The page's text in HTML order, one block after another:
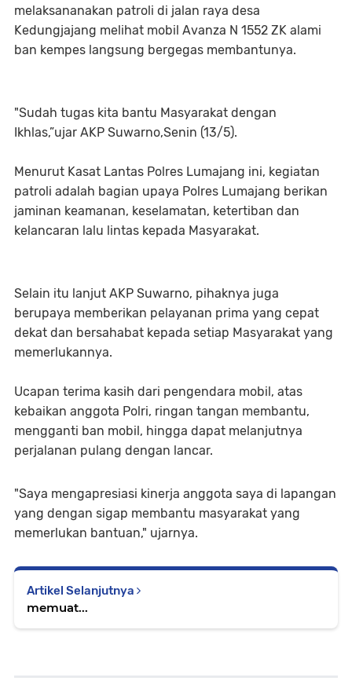
melaksananakan patroli di jalan raya desa
Kedungjajang melihat mobil Avanza N 1552 ZK alami
ban kempes langsung bergegas membantunya.
"Sudah tugas kita bantu Masyarakat dengan
Ikhlas,”ujar AKP Suwarno,Senin (13/5).
Menurut Kasat Lantas Polres Lumajang ini, kegiatan
patroli adalah bagian upaya Polres Lumajang berikan
jaminan keamanan, keselamatan, ketertiban dan
kelancaran lalu lintas kepada Masyarakat.
Selain itu lanjut AKP Suwarno, pihaknya juga
berupaya memberikan pelayanan prima yang cepat
dekat dan bersahabat kepada setiap Masyarakat yang
memerlukannya.
Ucapan terima kasih dari pengendara mobil, atas
kebaikan anggota Polri, ringan tangan membantu,
mengganti ban mobil, hingga dapat melanjutnya
perjalanan pulang dengan lancar.
"Saya mengapresiasi kinerja anggota saya di lapangan
yang dengan sigap membantu masyarakat yang
memerlukan bantuan," ujarnya.
Artikel Selanjutnya
memuat...